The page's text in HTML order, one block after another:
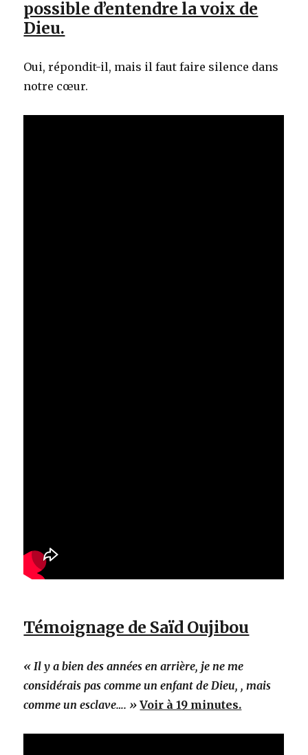
possible d’entendre la voix de
Dieu.
Oui, répondit-il, mais il faut faire silence dans
notre cœur.
Témoignage de Saïd Oujibou
« Il y a bien des années en arrière, je ne me
considérais pas comme un enfant de Dieu, , mais
comme un esclave…. » Voir à 19 minutes.